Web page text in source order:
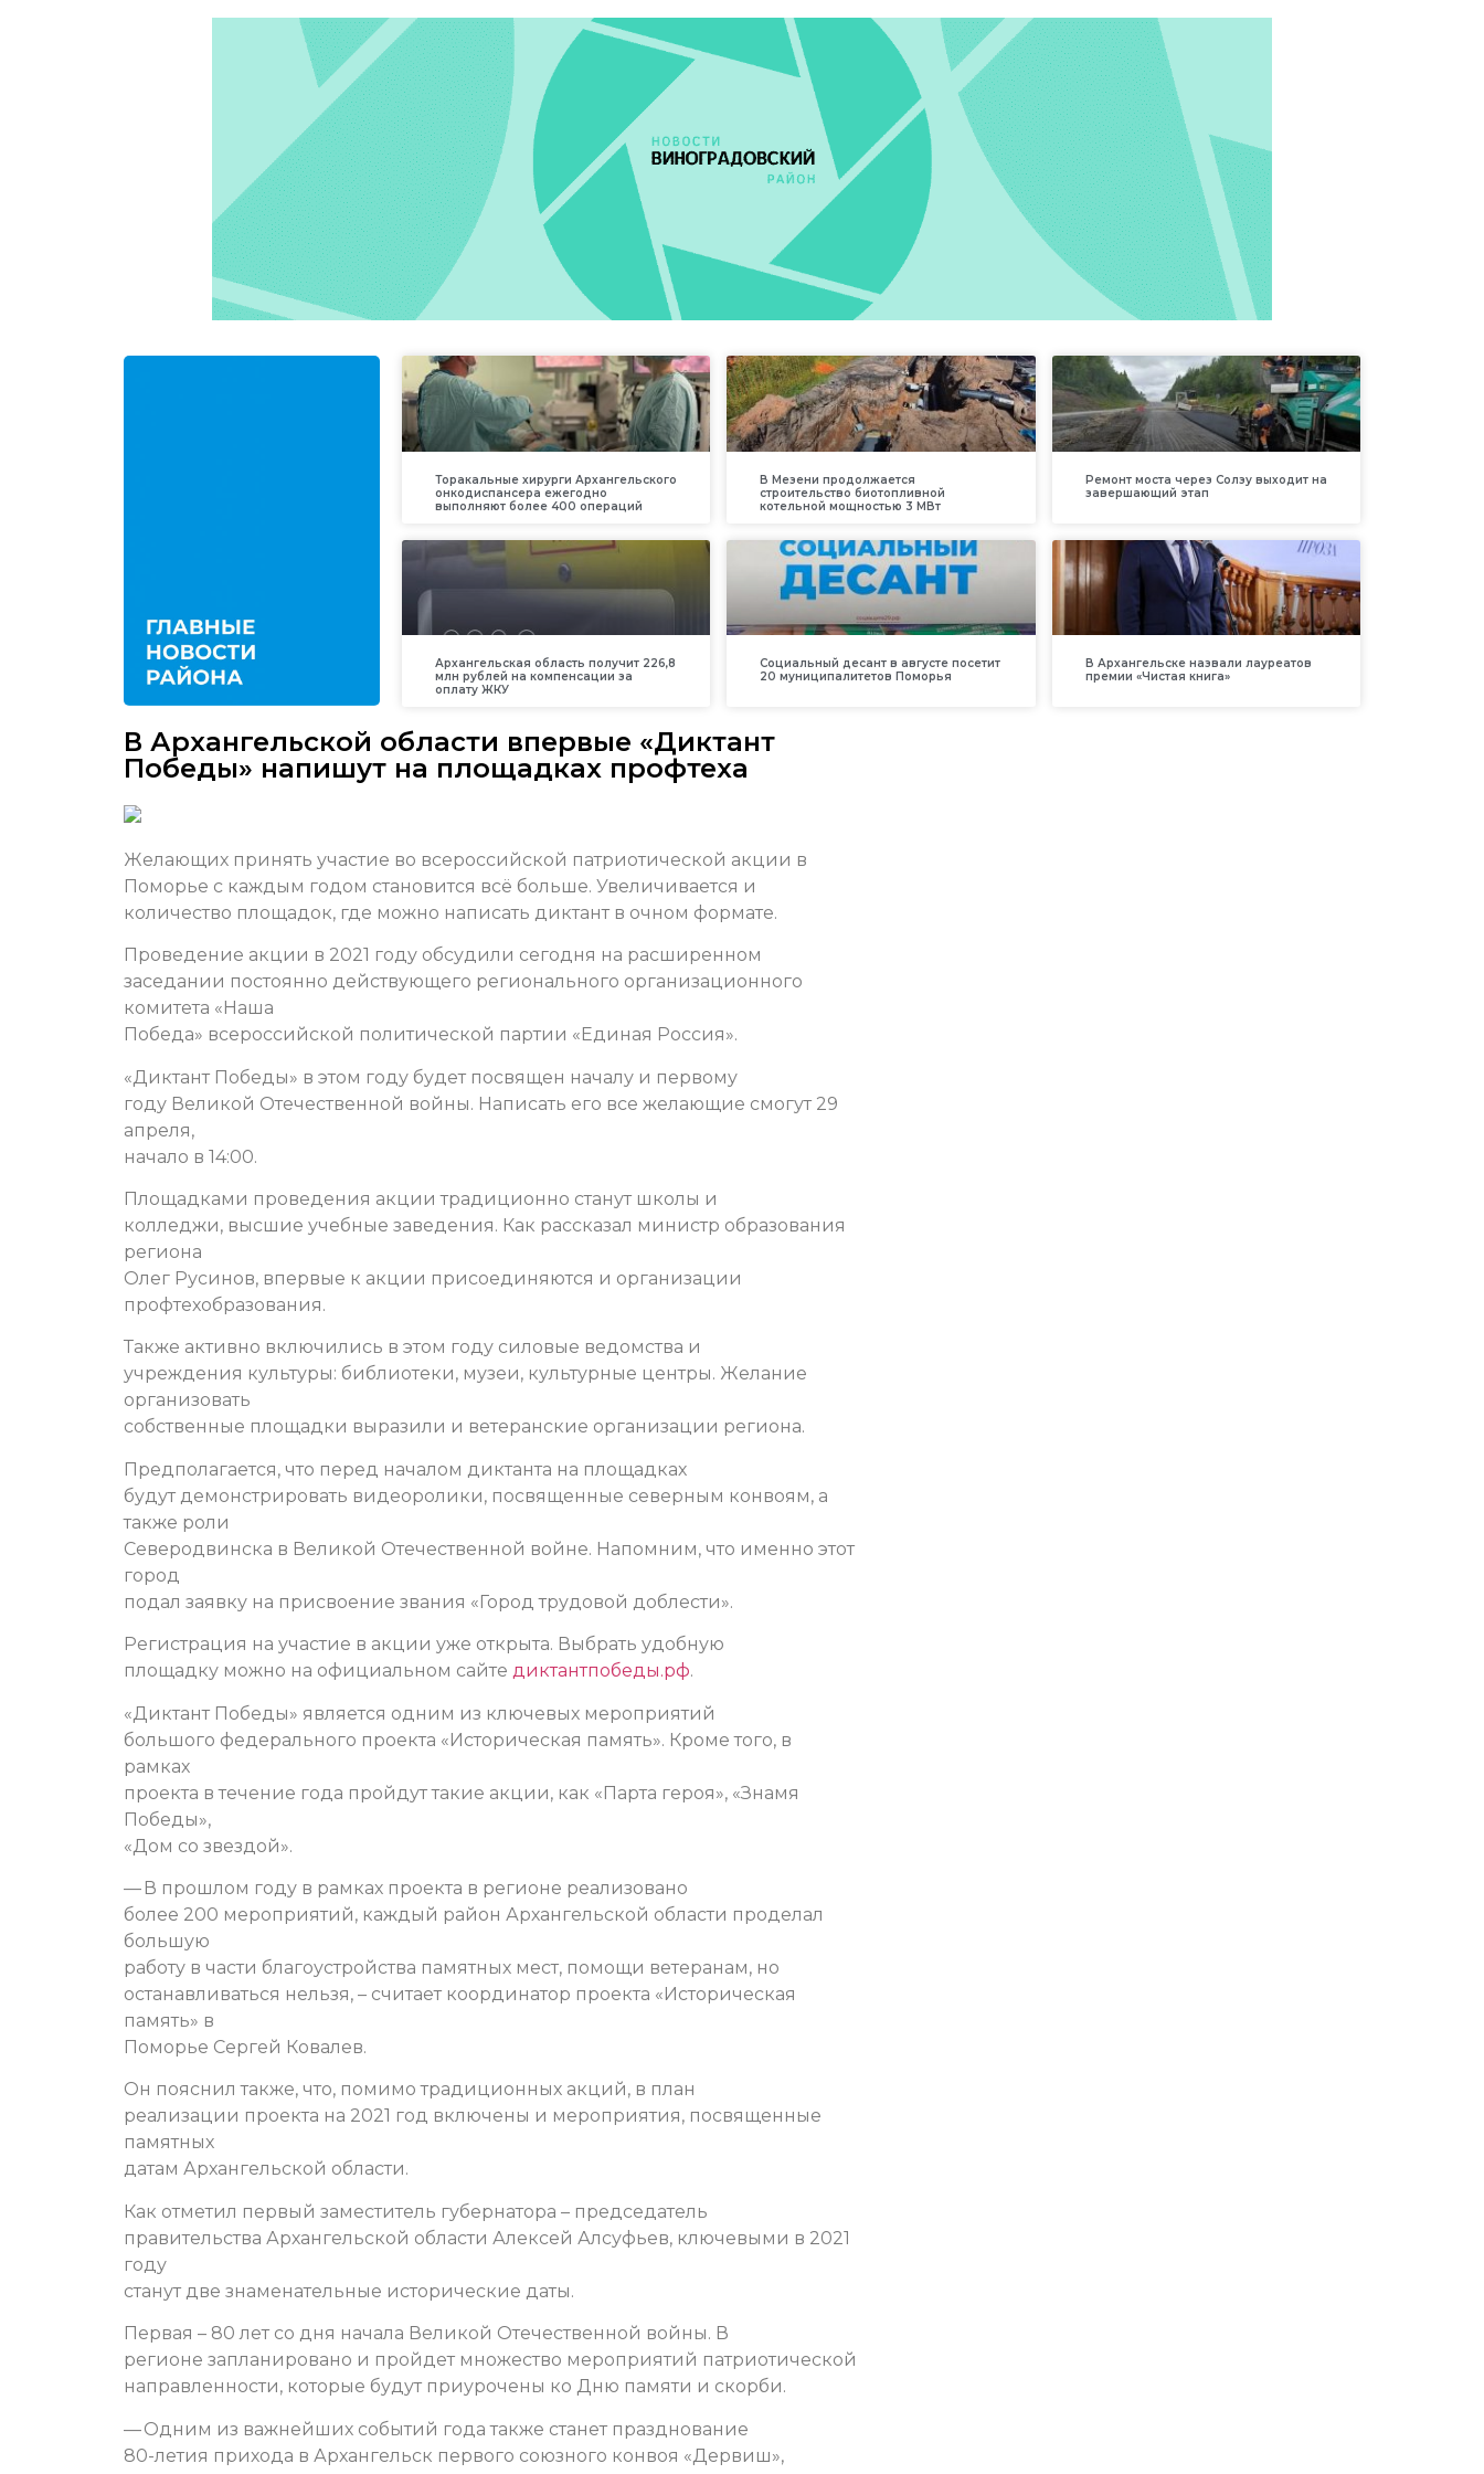
Торакальные хирурги Архангельского
онкодиспансера ежегодно
выполняют более 400 операций
В Мезени продолжается
строительство биотопливной
котельной мощностью 3 МВт
Ремонт моста через Солзу выходит на
завершающий этап
Архангельская область получит 226,8
млн рублей на компенсации за
оплату ЖКУ
Социальный десант в августе посетит
20 муниципалитетов Поморья
В Архангельске назвали лауреатов
премии «Чистая книга»
В Архангельской области впервые «Диктант
Победы» напишут на площадках профтеха
Желающих принять участие во всероссийской патриотической акции в
Поморье с каждым годом становится всё больше. Увеличивается и
количество площадок, где можно написать диктант в очном формате.
Проведение акции в 2021 году обсудили сегодня на расширенном
заседании постоянно действующего регионального организационного
комитета «Наша
Победа» всероссийской политической партии «Единая Россия».
«Диктант Победы» в этом году будет посвящен началу и первому
году Великой Отечественной войны. Написать его все желающие смогут 29
апреля,
начало в 14:00.
Площадками проведения акции традиционно станут школы и
колледжи, высшие учебные заведения. Как рассказал министр образования
региона
Олег Русинов, впервые к акции присоединяются и организации
профтехобразования.
Также активно включились в этом году силовые ведомства и
учреждения культуры: библиотеки, музеи, культурные центры. Желание
организовать
собственные площадки выразили и ветеранские организации региона.
Предполагается, что перед началом диктанта на площадках
будут демонстрировать видеоролики, посвященные северным конвоям, а
также роли
Северодвинска в Великой Отечественной войне. Напомним, что именно этот
город
подал заявку на присвоение звания «Город трудовой доблести».
Регистрация на участие в акции уже открыта. Выбрать удобную
площадку можно на официальном сайте диктантпобеды.рф.
«Диктант Победы» является одним из ключевых мероприятий
большого федерального проекта «Историческая память». Кроме того, в
рамках
проекта в течение года пройдут такие акции, как «Парта героя», «Знамя
Победы»,
«Дом со звездой».
— В прошлом году в рамках проекта в регионе реализовано
более 200 мероприятий, каждый район Архангельской области проделал
большую
работу в части благоустройства памятных мест, помощи ветеранам, но
останавливаться нельзя, – считает координатор проекта «Историческая
память» в
Поморье Сергей Ковалев.
Он пояснил также, что, помимо традиционных акций, в план
реализации проекта на 2021 год включены и мероприятия, посвященные
памятных
датам Архангельской области.
Как отметил первый заместитель губернатора – председатель
правительства Архангельской области Алексей Алсуфьев, ключевыми в 2021
году
станут две знаменательные исторические даты.
Первая – 80 лет со дня начала Великой Отечественной войны. В
регионе запланировано и пройдет множество мероприятий патриотической
направленности, которые будут приурочены ко Дню памяти и скорби.
— Одним из важнейших событий года также станет празднование
80-летия прихода в Архангельск первого союзного конвоя «Дервиш»,